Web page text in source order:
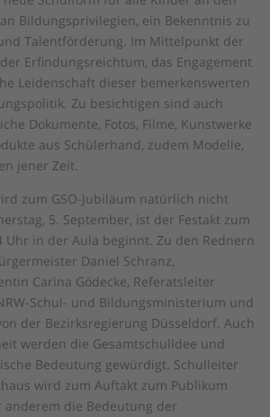
Bildungsprivilegien, ein Bekenntnis zu
Talentförderung. Im Mittelpunkt der
Erfindungsreichtum, das Engagement
Leidenschaft dieser bemerkenswerten
Zu besichtigen sind auch
Dokumente, Fotos, Filme, Kunstwerke
aus Schülerhand, zudem Modelle,
jener Zeit.
zum GSO-Jubiläum natürlich nicht
5. September, ist der Festakt zum
Uhr in der Aula beginnt. Zu den Rednern
Daniel Schranz,
Carina Gödecke, Referatsleiter
Schul- und Bildungsministerium und
der Bezirksregierung Düsseldorf. Auch
werden die GesamtschulIdee und
Bedeutung gewürdigt. Schulleiter
wird zum Auftakt zum Publikum
die Bedeutung der